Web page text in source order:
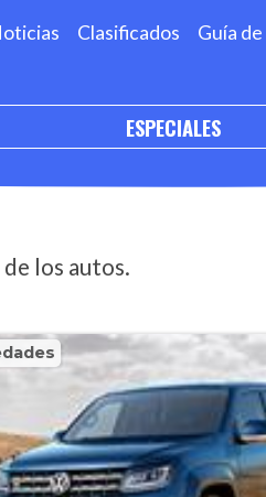
Clasificados Guía
ESPECIALES
los autos.